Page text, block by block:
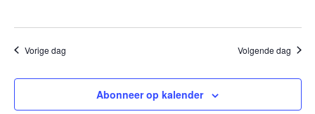
Vorige dag Volgende dag
Abonneer op kalender